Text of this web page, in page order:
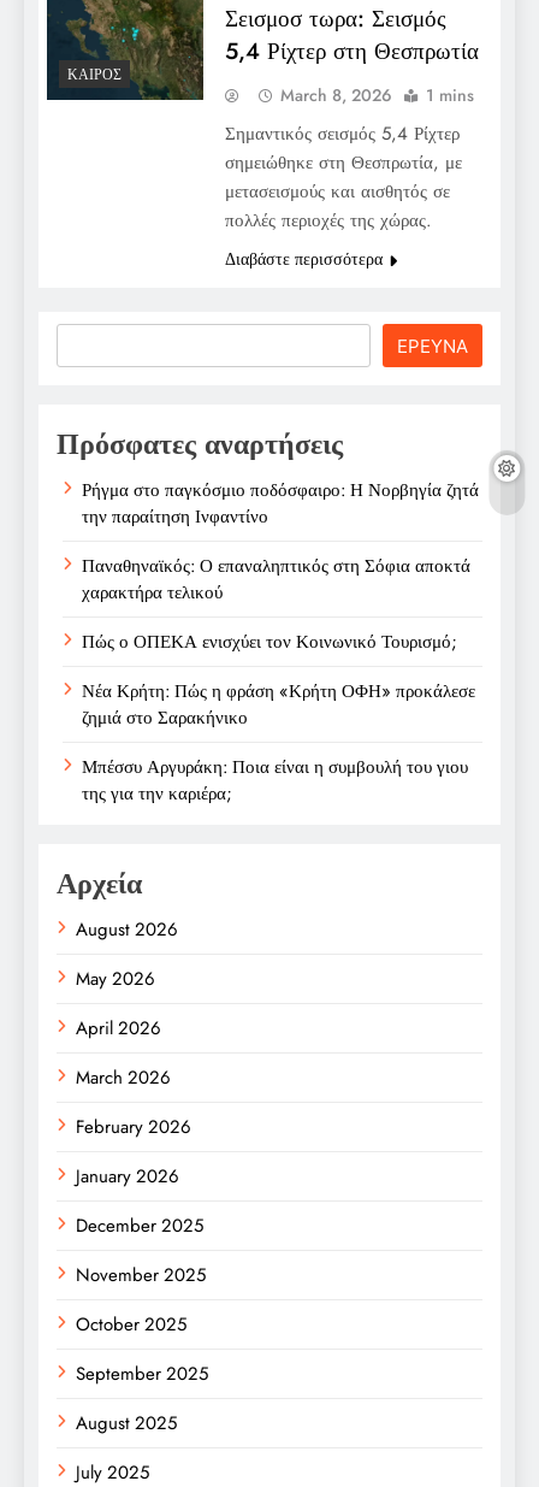
ΚΑΙΡΌΣ
Σεισμοσ τωρα: Σεισμός
5,4 Ρίχτερ στη Θεσπρωτία
March 8, 2026 1 mins
Σημαντικός σεισμός 5,4 Ρίχτερ
σημειώθηκε στη Θεσπρωτία, με
μετασεισμούς και αισθητός σε
πολλές περιοχές της χώρας.
Διαβάστε περισσότερα
ΕΡΕΥΝΑ
Πρόσφατες αναρτήσεις
Ρήγμα στο παγκόσμιο ποδόσφαιρο: Η Νορβηγία ζητά
την παραίτηση Ινφαντίνο
Παναθηναϊκός: Ο επαναληπτικός στη Σόφια αποκτά
χαρακτήρα τελικού
Πώς ο ΟΠΕΚΑ ενισχύει τον Κοινωνικό Τουρισμό;
Νέα Κρήτη: Πώς η φράση «Κρήτη ΟΦΗ» προκάλεσε
ζημιά στο Σαρακήνικο
Μπέσσυ Αργυράκη: Ποια είναι η συμβουλή του γιου
της για την καριέρα;
Αρχεία
August 2026
May 2026
April 2026
March 2026
February 2026
January 2026
December 2025
November 2025
October 2025
September 2025
August 2025
July 2025